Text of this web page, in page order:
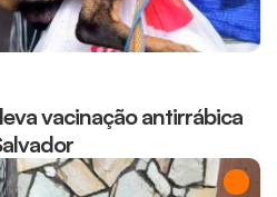
vacinação antirrábica